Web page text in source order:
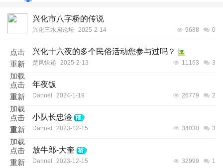
兴化市八字桥的传说
兴化三水园论坛 2025-2-14 9688 0
点击
重新
加载
兴化十六夜的多个民俗活动您参与过吗？
楚风快递 2025-2-13 11163 3
点击
重新
加载
年夜饭
Dannel 2024-1-19 26779 2
点击
重新
加载
小队长忠淦
Dannel 2023-12-15 34030 3
点击
重新
放牛郎-大奎
Dannel 2023-12-15 32999 1